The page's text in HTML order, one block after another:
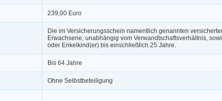
239,00 Euro
Die im Versicherungsschein namentlich genannten
Erwachsene, unabhängig vom Verwandtschaftsverhältnis,
oder Enkelkind(er) bis einschließlich 25 Jahre.
Bis 64 Jahre
Ohne Selbstbeteiligung